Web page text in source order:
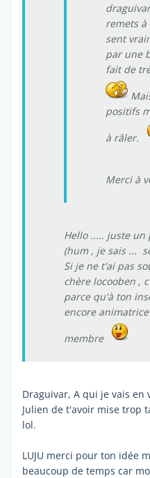
remets
sent
par une
fait de
positifs
à râler.
Merci à
Hello ..... juste
(hum , je sais ...
Si je ne t'ai pas
chère locooben ,
parce qu'à ton
encore
membre
Draguivar, A qui je vais en
Julien de t'avoir mise trop
lol.
LUJU merci pour ton idée
beaucoup de temps car